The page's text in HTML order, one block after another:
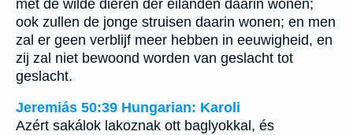
met de wilde dieren der eilanden daarin wonen;
ook zullen de jonge struisen daarin wonen; en men
zal er geen verblijf meer hebben in eeuwigheid, en
zij zal niet bewoond worden van geslacht tot
geslacht.
Jeremiás 50:39 Hungarian: Karoli
Azért sakálok lakoznak ott baglyokkal, és